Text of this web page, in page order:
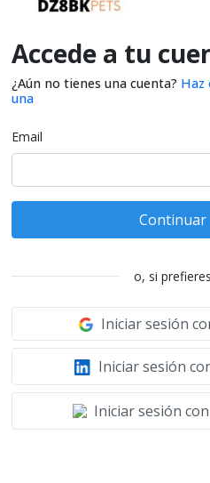
Accede a tu
¿Aún no tienes una cuenta? Haz
una
Email
Continuar
o, si prefieres
Iniciar sesión
Iniciar sesión
Iniciar sesión